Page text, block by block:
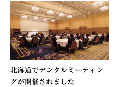
北海道でデンタルミーティン
グが開催されました